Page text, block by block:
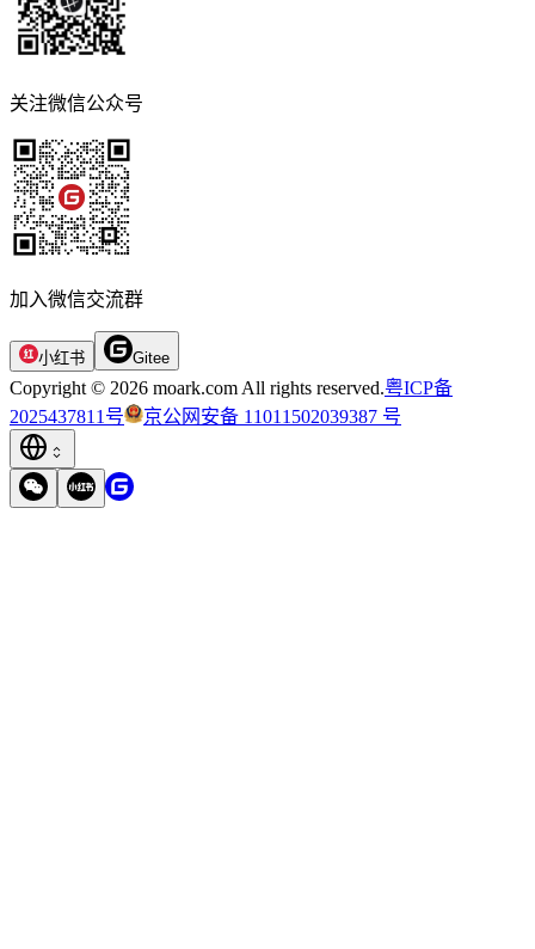
关注微信公众号
加入微信交流群
小红书 Gitee
Copyright © 2026 moark.com All rights reserved.粤ICP备
2025437811号
京公网安备 11011502039387 号